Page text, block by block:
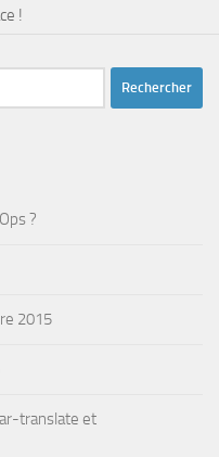
!
?
2015
translate et